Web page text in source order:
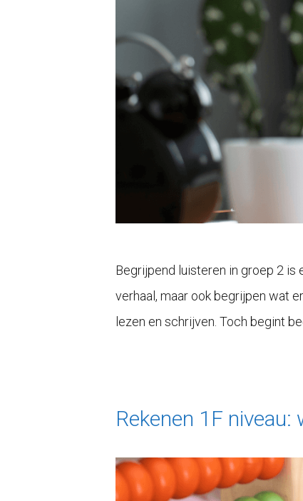
Begrijpend luisteren in groep 2 is
verhaal, maar ook begrijpen wat
lezen en schrijven. Toch begint
Rekenen 1F